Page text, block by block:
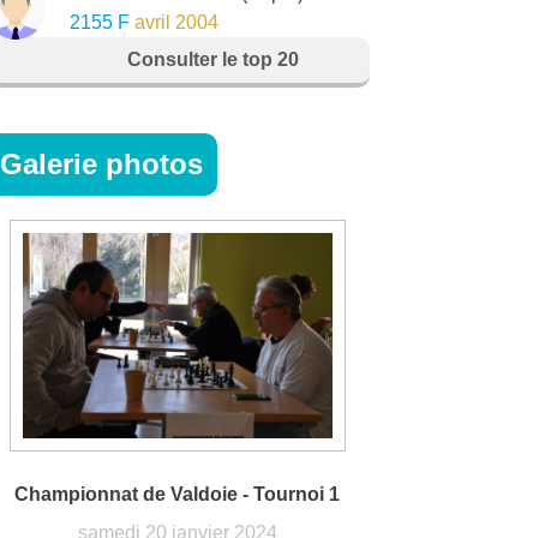
2155 F avril 2004
Consulter le top 20
Galerie photos
Championnat de Valdoie - Tournoi 1
samedi 20 janvier 2024